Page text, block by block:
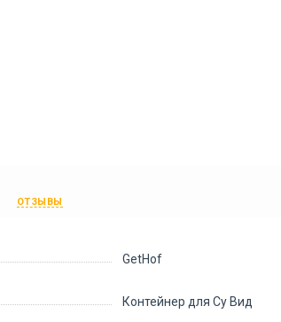
ОТЗЫВЫ
GetHof
Контейнер для Су Вид